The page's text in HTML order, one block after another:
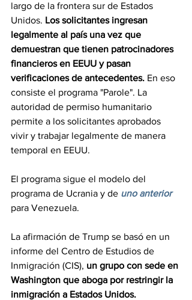
largo de la frontera sur de Estados
Unidos. Los solicitantes ingresan
legalmente al país una vez que
demuestran que tienen patrocinadores
financieros en EEUU y pasan
verificaciones de antecedentes. En eso
consiste el programa "Parole". La
autoridad de permiso humanitario
permite a los solicitantes aprobados
vivir y trabajar legalmente de manera
temporal en EEUU.
El programa sigue el modelo del
programa de Ucrania y de uno anterior
para Venezuela.
La afirmación de Trump se basó en un
informe del Centro de Estudios de
Inmigración (CIS), un grupo con sede en
Washington que aboga por restringir la
inmigración a Estados Unidos.